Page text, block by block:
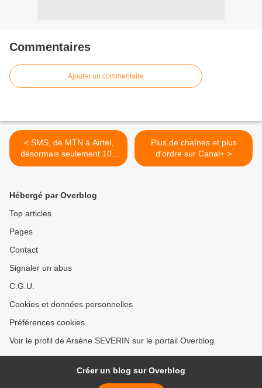
Commentaires
Ajouter un commentaire
< SMS, de MTN à Airtel,
désormais seulement 10F
CFA
Plus de chaînes et plus
d'ordre sur Canal+ >
Hébergé par Overblog
Top articles
Pages
Contact
Signaler un abus
C.G.U.
Cookies et données personnelles
Préférences cookies
Voir le profil de Arsène SEVERIN sur le portail Overblog
Créer un blog sur Overblog